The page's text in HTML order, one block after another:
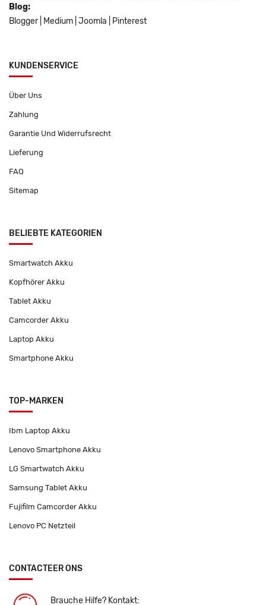
Blog:
Blogger Medium Joomla Pinterest
KUNDENSERVICE
Über Uns
Zahlung
Garantie Und Widerrufsrecht
Lieferung
FAQ
Sitemap
BELIEBTE KATEGORIEN
Smartwatch Akku
Kopfhörer Akku
Tablet Akku
Camcorder Akku
Laptop Akku
Smartphone Akku
TOP-MARKEN
Ibm Laptop Akku
Lenovo Smartphone Akku
LG Smartwatch Akku
Samsung Tablet Akku
Fujifilm Camcorder Akku
Lenovo PC Netzteil
CONTACTEER ONS
Brauche Hilfe? Kontakt: